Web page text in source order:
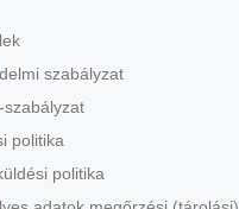
szabályzat
szabályzat
politika
politika